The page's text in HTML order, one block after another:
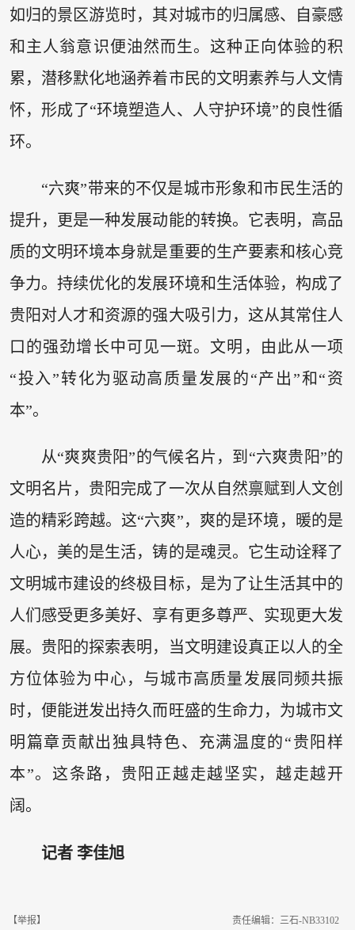
如归的景区游览时，其对城市的归属感、自豪感
和主人翁意识便油然而生。这种正向体验的积
累，潜移默化地涵养着市民的文明素养与人文情
怀，形成了“环境塑造人、人守护环境”的良性循
环。
“六爽”带来的不仅是城市形象和市民生活的
提升，更是一种发展动能的转换。它表明，高品
质的文明环境本身就是重要的生产要素和核心竞
争力。持续优化的发展环境和生活体验，构成了
贵阳对人才和资源的强大吸引力，这从其常住人
口的强劲增长中可见一斑。文明，由此从一项
“投入”转化为驱动高质量发展的“产出”和“资
本”。
从“爽爽贵阳”的气候名片，到“六爽贵阳”的
文明名片，贵阳完成了一次从自然禀赋到人文创
造的精彩跨越。这“六爽”，爽的是环境，暖的是
人心，美的是生活，铸的是魂灵。它生动诠释了
文明城市建设的终极目标，是为了让生活其中的
人们感受更多美好、享有更多尊严、实现更大发
展。贵阳的探索表明，当文明建设真正以人的全
方位体验为中心，与城市高质量发展同频共振
时，便能迸发出持久而旺盛的生命力，为城市文
明篇章贡献出独具特色、充满温度的“贵阳样
本”。这条路，贵阳正越走越坚实，越走越开
阔。
记者 李佳旭
【举报】 责任编辑：三石-NB33102